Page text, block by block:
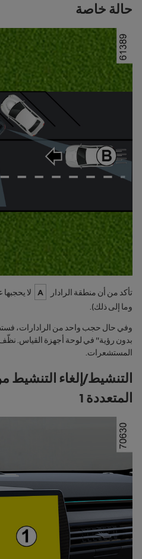
حالة خاصة
تأكد من أن منطقة الرادار A
لا
وما إلى ذلك).
وفي حال حجب واحد من الرادارات،
بدون رؤية" في لوحة أجهزة القياس. نظّف
المستشعرات.
التنشيط/إلغاء
المتعددة 1